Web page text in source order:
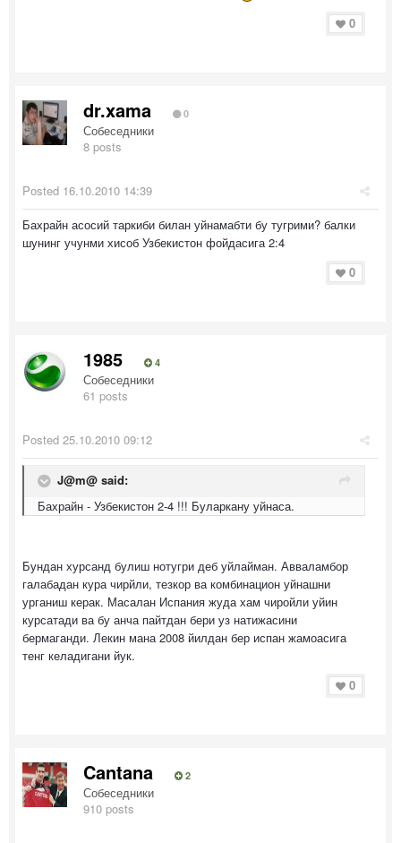
0
dr.xama 0
Собеседники
8 posts
Posted 16.10.2010 14:39
Бахрайн асосий таркиби билан уйнамабти бу тугрими? балки
шунинг учунми хисоб Узбекистон фойдасига 2:4
0
1985 4
Собеседники
61 posts
Posted 25.10.2010 09:12
J@m@ said:
Бахрайн - Узбекистон 2-4 !!! Буларкану уйнаса.
Бундан хурсанд булиш нотугри деб уйлайман. Авваламбор
галабадан кура чирйли, тезкор ва комбинацион уйнашни
урганиш керак. Масалан Испания жуда хам чиройли уйин
курсатади ва бу анча пайтдан бери уз натижасини
бермаганди. Лекин мана 2008 йилдан бер испан жамоасига
тенг келадигани йук.
0
Cantana 2
Собеседники
910 posts